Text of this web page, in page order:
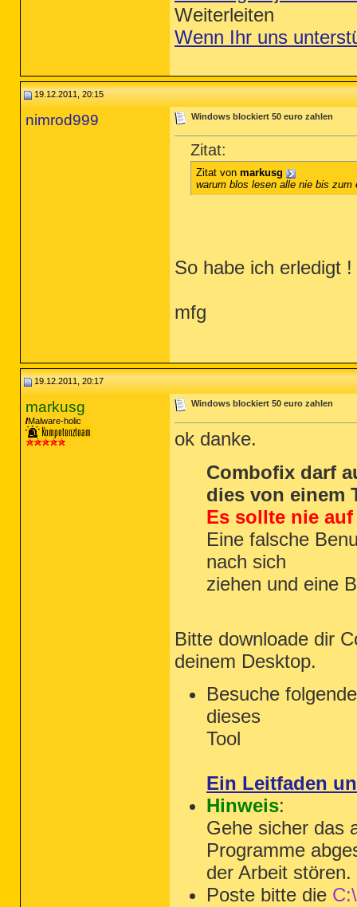
Weiterleiten
Wenn Ihr uns
19.12.2011, 20:15
nimrod999 Windows blockiert 50 euro zahlen
Zitat:
Zitat von markusg
warum blos lesen alle nie bis zum
So habe ich erledigt !
mfg
19.12.2011, 20:17
markusg
Malware-holic
Windows blockiert 50 euro zahlen
ok danke.
Combofix darf
dies von einem
Es sollte nie
Eine falsche
nach sich
ziehen und eine
Bitte downloade dir
deinem Desktop.
Besuche
dieses
Tool
Ein Leitfaden
Hinweis:
Gehe sicher das
Programme
der Arbeit stören.
Poste bitte die